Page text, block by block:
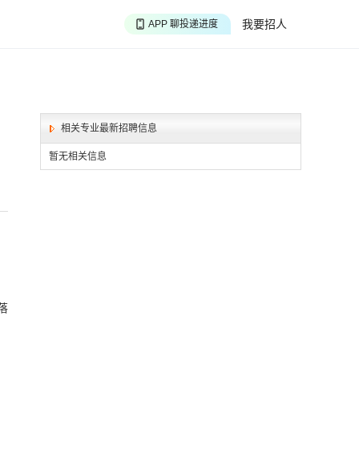
我要招人
APP 聊投递进度
相关专业最新招聘信息
暂无相关信息